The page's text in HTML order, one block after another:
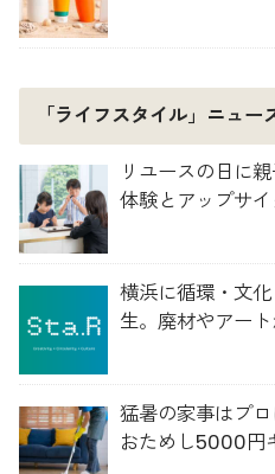
「ライフスタイル」ニュー
リユースの日に
体験とアップサ
横浜に循環・文
生。廃材やアー
猛暑の家事はプ
おためし5000円